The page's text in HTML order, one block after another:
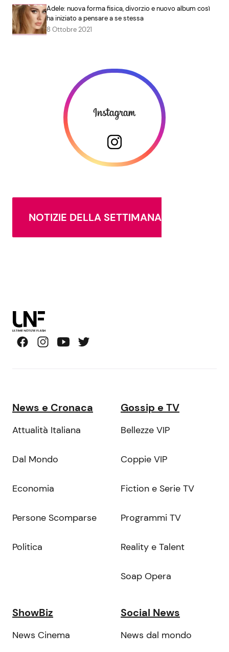
Adele: nuova forma fisica, divorzio e nuovo album così
ha iniziato a pensare a se stessa
8 Ottobre 2021
NOTIZIE DELLA SETTIMANA
News e Cronaca
Attualità Italiana
Dal Mondo
Economia
Persone Scomparse
Politica
Gossip e TV
Bellezze VIP
Coppie VIP
Fiction e Serie TV
Programmi TV
Reality e Talent
Soap Opera
ShowBiz
News Cinema
Social News
News dal mondo